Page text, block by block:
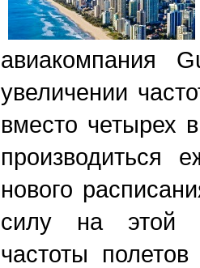
авиакомпания
увеличении
вместо четырех
производиться
нового
силу на этой
частоты